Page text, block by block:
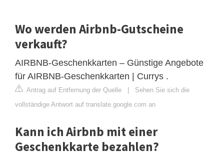
Wo werden Airbnb-Gutscheine
verkauft?
AIRBNB-Geschenkkarten – Günstige Angebote
für AIRBNB-Geschenkkarten | Currys .
Antrag auf Entfernung der Quelle | Sehen Sie sich die
vollständige Antwort auf translate.google.com an
Kann ich Airbnb mit einer
Geschenkkarte bezahlen?